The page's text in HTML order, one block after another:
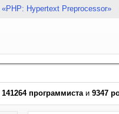
«PHP: Hypertext Preprocessor»
141264 программистаи 9347